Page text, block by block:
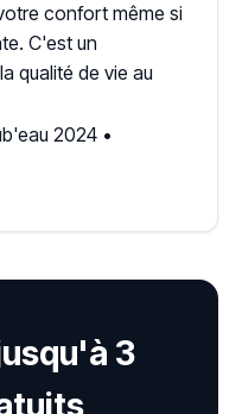
confort même si
C'est un
qualité de vie au
2024 •
3